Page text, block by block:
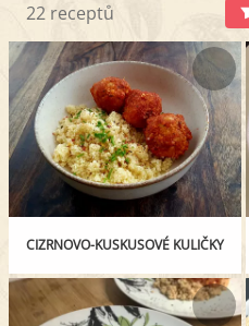
22 receptů
CIZRNOVO-KUSKUSOVÉ KULIČKY